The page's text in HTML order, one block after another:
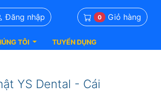
Đăng nhập 0 Giỏ hàng
TÔI TUYỂN DỤNG
YS Dental - Cái